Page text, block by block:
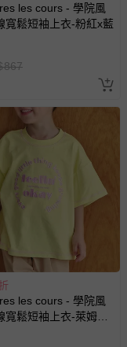
les cours - 學院風
寬鬆短袖上衣-粉紅x藍
867
les cours - 學院風
寬鬆短袖上衣-萊姆黃x